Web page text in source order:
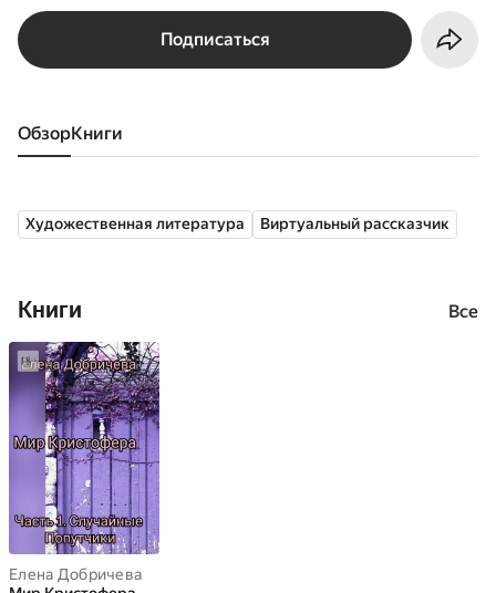
Подписаться
Обзор книги
Художественная литература Виртуальный рассказчик
Книги Все
Елена Добричева